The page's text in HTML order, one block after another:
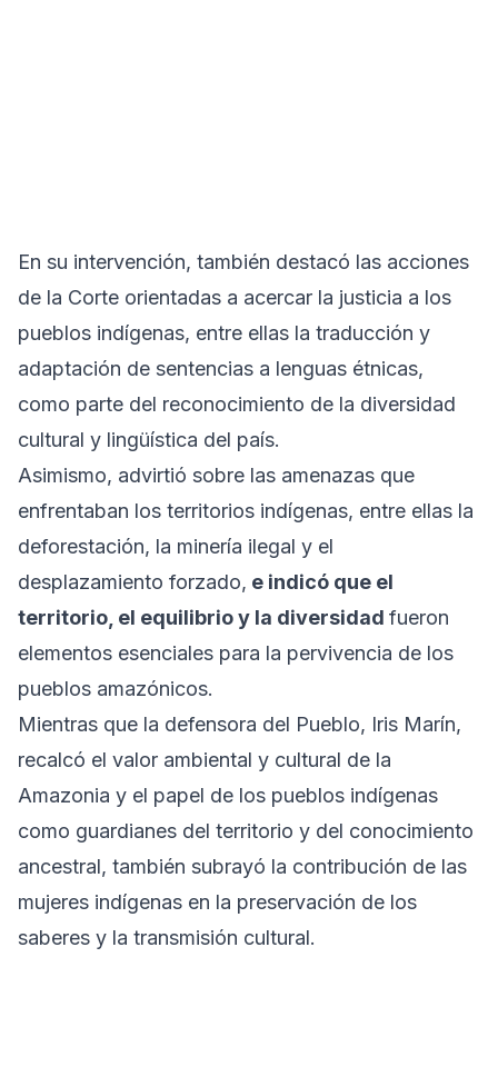
En su intervención, también destacó las acciones
de la Corte orientadas a acercar la justicia a los
pueblos indígenas, entre ellas la traducción y
adaptación de sentencias a lenguas étnicas,
como parte del reconocimiento de la diversidad
cultural y lingüística del país.
Asimismo, advirtió sobre las amenazas que
enfrentaban los territorios indígenas, entre ellas la
deforestación, la minería ilegal y el
desplazamiento forzado, e indicó que el
territorio, el equilibrio y la diversidad fueron
elementos esenciales para la pervivencia de los
pueblos amazónicos.
Mientras que la defensora del Pueblo, Iris Marín,
recalcó el valor ambiental y cultural de la
Amazonia y el papel de los pueblos indígenas
como guardianes del territorio y del conocimiento
ancestral, también subrayó la contribución de las
mujeres indígenas en la preservación de los
saberes y la transmisión cultural.